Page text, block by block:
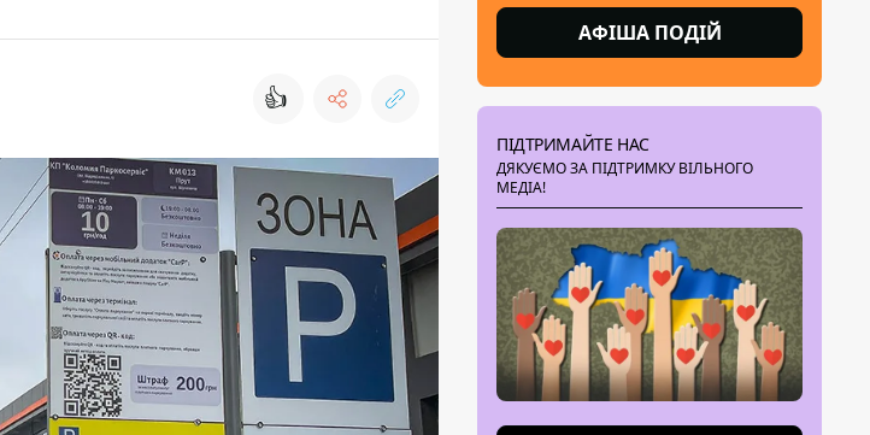
👍
АФІША ПОДІЙ
ПІДТРИМАЙТЕ НАС
ДЯКУЄМО ЗА ПІДТРИМКУ ВІЛЬНОГО
МЕДІА!